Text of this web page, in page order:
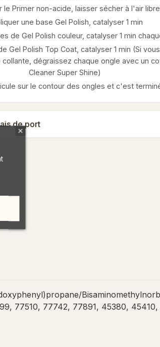
le Primer non-acide, laisser sécher à l'air libre
une base Gel Polish, catalyser 1 min
de Gel Polish couleur, catalyser 1 min
Gel Polish Top Coat, catalyser 1 min (Si
dégraissez chaque ongle avec un
Cleaner Super Shine)
sur le contour des ongles et c'est
de port
77510, 77742, 77891, 45380,